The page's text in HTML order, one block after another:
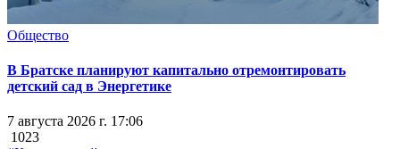
Общество
В Братске планируют капитально отремонтировать
детский сад в Энергетике
7 августа 2026 г. 17:06
1023